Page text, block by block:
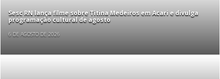
Sesc RN lança filme sobre Titina Medeiros em Acari e divulga
programação cultural de agosto
6 DE AGOSTO DE 2026